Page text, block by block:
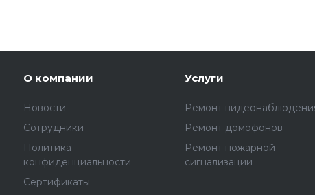
О компании
Новости
Сотрудники
Политика
конфиденциальности
Сертификаты
Услуги
Ремонт
Ремонт домофонов
Ремонт пожарной
сигнализации